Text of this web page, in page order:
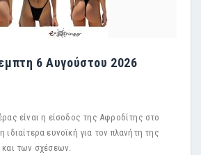
6 Αυγούστου 2026
είναι η είσοδος της Αφροδίτης στο
ευνοϊκή για τον πλανήτη της
των σχέσεων.